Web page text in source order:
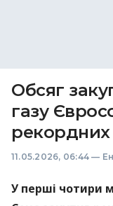
Обсяг
газу
рекордних
11.05.2026, 06:44 —
У перші чотири